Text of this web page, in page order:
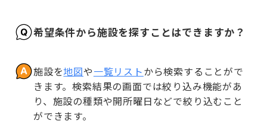
希望条件から施設を探すことはできますか？
施設を地図や一覧リストから検索することがで
きます。検索結果の画面では絞り込み機能があ
り、施設の種類や開所曜日などで絞り込むこと
ができます。